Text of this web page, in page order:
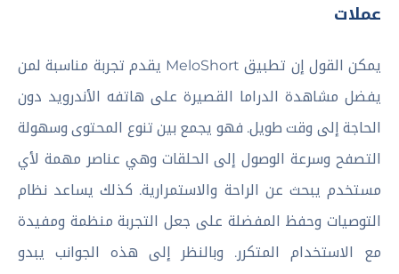
عملات
يمكن القول إن تطبيق MeloShort يقدم تجربة مناسبة لمن
يفضل مشاهدة الدراما القصيرة على هاتفه الأندرويد دون
الحاجة إلى وقت طويل. فهو يجمع بين تنوع المحتوى وسهولة
التصفح وسرعة الوصول إلى الحلقات وهي عناصر مهمة لأي
مستخدم يبحث عن الراحة والاستمرارية. كذلك يساعد نظام
التوصيات وحفظ المفضلة على جعل التجربة منظمة ومفيدة
مع الاستخدام المتكرر. وبالنظر إلى هذه الجوانب يبدو